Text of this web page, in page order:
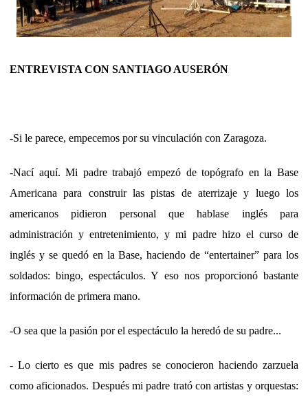
ENTREVISTA CON SANTIAGO AUSERÓN
-Si le parece, empecemos por su vinculación con Zaragoza.
-Nací aquí. Mi padre trabajó empezó de topógrafo en la Base
Americana para construir las pistas de aterrizaje y luego los
americanos pidieron personal que hablase inglés para
administración y entretenimiento, y mi padre hizo el curso de
inglés y se quedó en la Base, haciendo de “entertainer” para los
soldados: bingo, espectáculos. Y eso nos proporcionó bastante
información de primera mano.
-O sea que la pasión por el espectáculo la heredó de su padre...
- Lo cierto es que mis padres se conocieron haciendo zarzuela
como aficionados. Después mi padre trató con artistas y orquestas: